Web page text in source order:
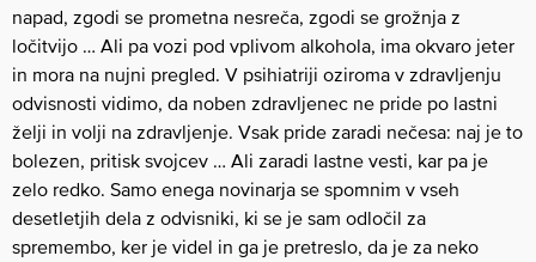
napad, zgodi se prometna nesreča, zgodi se grožnja z
ločitvijo … Ali pa vozi pod vplivom alkohola, ima okvaro jeter
in mora na nujni pregled. V psihiatriji oziroma v zdravljenju
odvisnosti vidimo, da noben zdravljenec ne pride po lastni
želji in volji na zdravljenje. Vsak pride zaradi nečesa: naj je to
bolezen, pritisk svojcev … Ali zaradi lastne vesti, kar pa je
zelo redko. Samo enega novinarja se spomnim v vseh
desetletjih dela z odvisniki, ki se je sam odločil za
spremembo, ker je videl in ga je pretreslo, da je za neko